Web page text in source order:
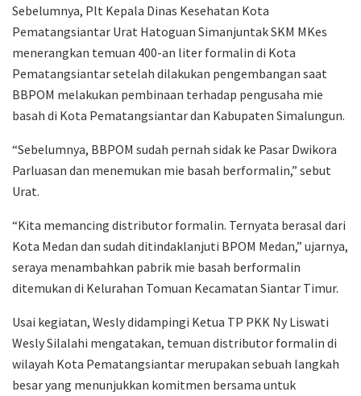
Sebelumnya, Plt Kepala Dinas Kesehatan Kota
Pematangsiantar Urat Hatoguan Simanjuntak SKM MKes
menerangkan temuan 400-an liter formalin di Kota
Pematangsiantar setelah dilakukan pengembangan saat
BBPOM melakukan pembinaan terhadap pengusaha mie
basah di Kota Pematangsiantar dan Kabupaten Simalungun.
“Sebelumnya, BBPOM sudah pernah sidak ke Pasar Dwikora
Parluasan dan menemukan mie basah berformalin,” sebut
Urat.
“Kita memancing distributor formalin. Ternyata berasal dari
Kota Medan dan sudah ditindaklanjuti BPOM Medan,” ujarnya,
seraya menambahkan pabrik mie basah berformalin
ditemukan di Kelurahan Tomuan Kecamatan Siantar Timur.
Usai kegiatan, Wesly didampingi Ketua TP PKK Ny Liswati
Wesly Silalahi mengatakan, temuan distributor formalin di
wilayah Kota Pematangsiantar merupakan sebuah langkah
besar yang menunjukkan komitmen bersama untuk